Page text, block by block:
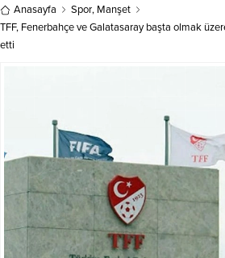
Anasayfa Spor, Manşet
TFF, Fenerbahçe ve Galatasaray başta olmak
etti